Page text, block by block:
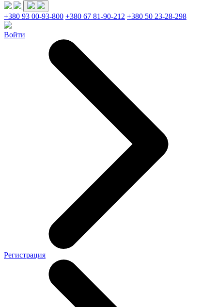
+380 93 00-93-800 +380 67 81-90-212 +380 50 23-28-298
Войти
Регистрация